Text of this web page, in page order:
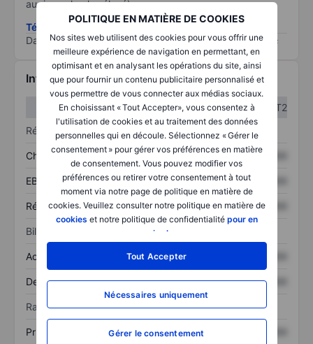
POLITIQUE EN MATIÈRE DE COOKIES
Nos sites web utilisent des cookies pour vous offrir une
meilleure expérience de navigation en permettant, en
optimisant et en analysant les opérations du site, ainsi
que pour fournir un contenu publicitaire personnalisé et
vous permettre de vous connecter aux médias sociaux.
En choisissant « Tout Accepter», vous consentez à
l'utilisation de cookies et au traitement des données
personnelles qui en découle. Sélectionnez « Gérer le
consentement » pour gérer vos préférences en matière
de consentement. Vous pouvez modifier vos
préférences ou retirer votre consentement à tout
moment via notre page de politique en matière de
cookies. Veuillez consulter notre politique en matière de
cookies et notre politique de confidentialité pour en
savoir plus
Tout Accepter
Nécessaires uniquement
Gérer le consentement
au risque le plus élevé).
Télécharger la méthodologie ESG (en anglais)
Data provided by
/
Informations financières
T1
T2
Résultats
Chiffre d’affaires XXXXXXX XXXXXXX
EBITDA XXXXXXX XXXXXXX
Résultat net XXXXXXX XXXXXXX
Bilan
Actif total XXXXXXX
Dette totale XXXXXXX XXXXXXX
Ratios
Prix / ventes XXXXXXX